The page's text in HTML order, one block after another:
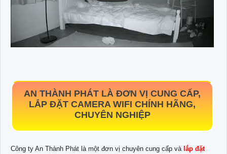
AN THÀNH PHÁT LÀ ĐƠN VỊ CUNG CẤP,
LẮP ĐẶT CAMERA WIFI CHÍNH HÃNG,
CHUYÊN NGHIỆP
Công ty An Thành Phát là một đơn vị chuyên cung cấp và lắp đặt